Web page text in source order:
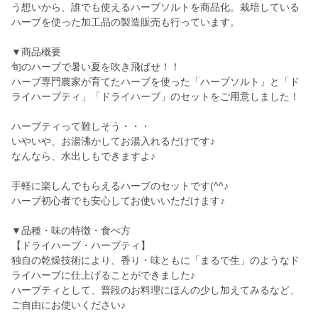
う想いから、誰でも使えるハーブソルトを商品化。栽培している
ハーブを使った加工品の製造販売も行っています。
▼商品概要
旬のハーブで暑い夏を吹き飛ばせ！！
ハーブ専門農家が育てたハーブを使った「ハーブソルト」と「ド
ライハーブティ」「ドライハーブ」のセットをご用意しました！
ハーブティって難しそう・・・
いやいや、お湯沸かしてお湯入れるだけです♪
なんなら、水出しもできますよ♪
手軽に楽しんでもらえるハーブのセットです(^^♪
ハーブ初心者でも安心してお使いいただけます♪
▼品種・味の特徴・食べ方
【ドライハーブ・ハーブティ】
独自の乾燥技術により、香り・味ともに「まるで生」のようなド
ライハーブに仕上げることができました♪
ハーブティとして、普段のお料理にほんの少し加えてみるなど、
ご自由にお使いください♪